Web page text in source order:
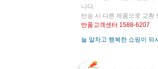
니다.
반송 시 다른 제품으로 교환
반품고객센터 1588-6207
늘 알차고 행복한 쇼핑이 되